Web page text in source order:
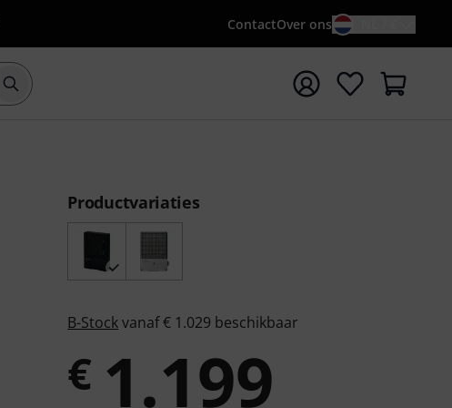
ContactOver ons
Zoek met zoekterm {searchTerm}
Productvariaties
B-Stockvanaf € 1.029 beschikbaar
€ 1.199